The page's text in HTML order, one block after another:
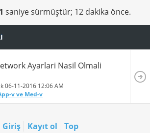
saniye sürmüştür; 12 dakika önce.
Ayarlari Nasil Olmali
06-11-2016 12:06 AM
v ve Med-v
Giriş Kayıt ol Top